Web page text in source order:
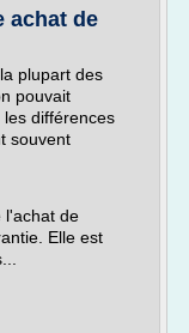
achat de
plupart des
pouvait
différences
souvent
l'achat de
Elle est